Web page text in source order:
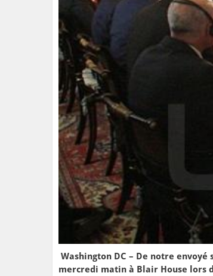
Washington DC – De notre
mercredi matin à Blair House lors